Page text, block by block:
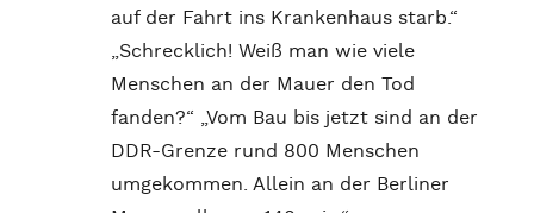
auf der Fahrt ins Krankenhaus starb.“
„Schrecklich! Weiß man wie viele
Menschen an der Mauer den Tod
fanden?“ „Vom Bau bis jetzt sind an der
DDR-Grenze rund 800 Menschen
umgekommen. Allein an der Berliner